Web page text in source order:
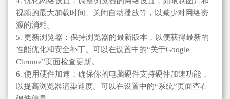
视频的最大加载时间、关闭自动播放等，以减少对网络资
源的消耗。
5. 更新浏览器：保持浏览器的最新版本，以便获得最新的
性能优化和安全补丁。可以在设置中的“关于Google
Chrome”页面检查更新。
6. 使用硬件加速：确保你的电脑硬件支持硬件加速功能，
以提高浏览器渲染速度。可以在设置中的“系统”页面查看